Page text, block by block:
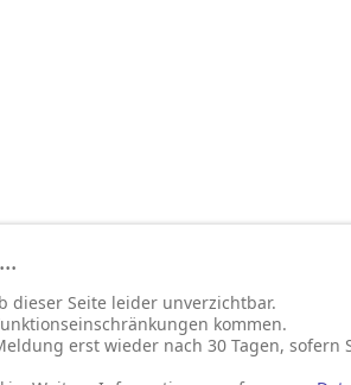
dieser Seite leider unverzichtbar.
kommen.
erst wieder nach 30 Tagen,